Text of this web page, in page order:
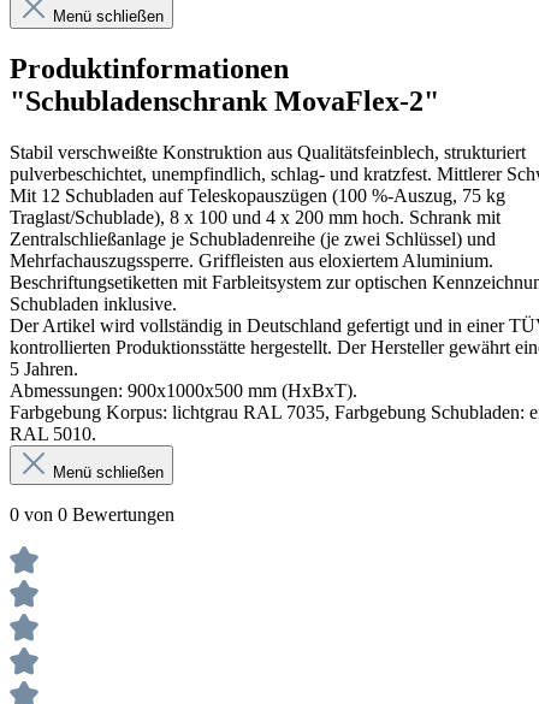
Menü schließen
Produktinformationen
"Schubladenschrank MovaFlex-2"
Stabil verschweißte Konstruktion aus Qualitätsfeinblech, strukturiert
pulverbeschichtet, unempfindlich, schlag- und kratzfest. Mittlerer
Mit 12 Schubladen auf Teleskopauszügen (100 %-Auszug, 75 kg
Traglast/Schublade), 8 x 100 und 4 x 200 mm hoch. Schrank mit
Zentralschließanlage je Schubladenreihe (je zwei Schlüssel) und
Mehrfachauszugssperre. Griffleisten aus eloxiertem Aluminium.
Beschriftungsetiketten mit Farbleitsystem zur optischen
Schubladen inklusive.
Der Artikel wird vollständig in Deutschland gefertigt und in einer
kontrollierten Produktionsstätte hergestellt. Der Hersteller gewährt
5 Jahren.
Abmessungen: 900x1000x500 mm (HxBxT).
Farbgebung Korpus: lichtgrau RAL 7035, Farbgebung Schubladen:
RAL 5010.
Menü schließen
0 von 0 Bewertungen